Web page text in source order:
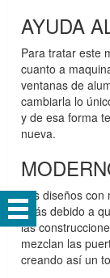
AYUDA
Para tratar este
cuanto a
ventanas de
cambiarla lo
y de esa forma
nueva.
Los diseños con
atrás debido a
las
mezclan las
creando así un